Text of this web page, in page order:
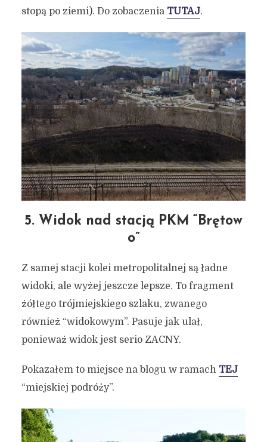
stopą po ziemi). Do zobaczenia TUTAJ.
5. Widok nad stacją PKM “Brętow
o”
Z samej stacji kolei metropolitalnej są ładne
widoki, ale wyżej jeszcze lepsze. To fragment
żółtego trójmiejskiego szlaku, zwanego
również “widokowym”. Pasuje jak ulał,
ponieważ widok jest serio ZACNY.
Pokazałem to miejsce na blogu w ramach TEJ
“miejskiej podróży”.